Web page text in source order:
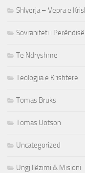
Shlyerja – Vepra e
Sovraniteti i Perëndisë
Te Ndryshme
Teologjia e Krishtere
Tomas Bruks
Tomas Uotson
Uncategorized
Ungjillëzimi & Misioni